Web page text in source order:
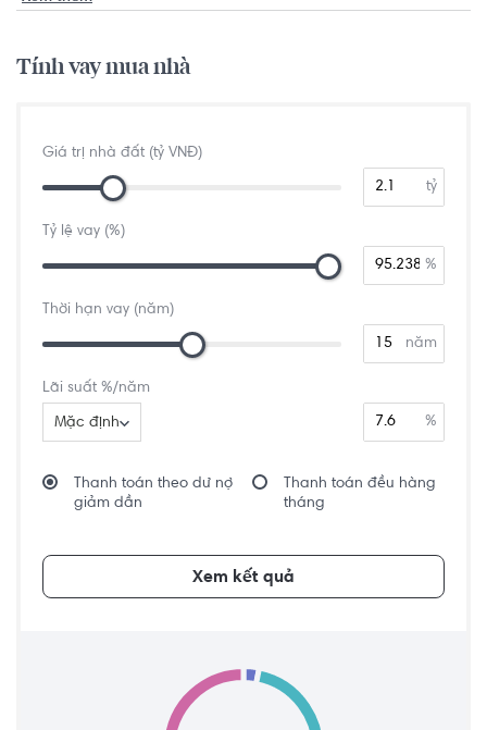
Tính vay mua nhà
Giá trị nhà đất (tỷ VNĐ)
tỷ
Tỷ lệ vay (%)
%
Thời hạn vay (năm)
năm
Lãi suất %/năm
Mặc định %
Thanh toán theo dư nợ
giảm dần
Thanh toán đều hàng
tháng
Xem kết quả